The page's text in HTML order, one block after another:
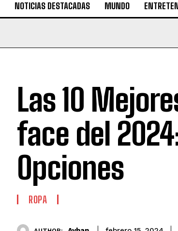
NOTICIAS DESTACADAS MUNDO
Las 10
face del
Opciones
ROPA